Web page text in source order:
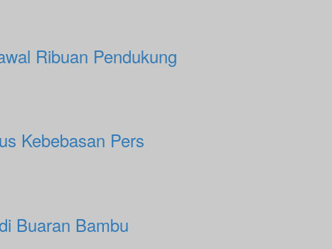
Ribuan Pendukung
Kebebasan Pers
Buaran Bambu